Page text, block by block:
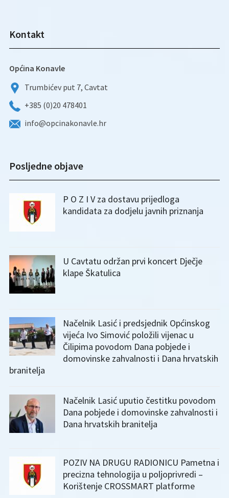
Kontakt
Općina Konavle
Trumbićev put 7, Cavtat
+385 (0)20 478401
info@opcinakonavle.hr
Posljedne objave
P O Z I V za dostavu prijedloga
kandidata za dodjelu javnih priznanja
U Cavtatu održan prvi koncert Dječje
klape Škatulica
Načelnik Lasić i predsjednik Općinskog
vijeća Ivo Simović položili vijenac u
Čilipima povodom Dana pobjede i
domovinske zahvalnosti i Dana hrvatskih
branitelja
Načelnik Lasić uputio čestitku povodom
Dana pobjede i domovinske zahvalnosti i
Dana hrvatskih branitelja
POZIV NA DRUGU RADIONICU Pametna i
precizna tehnologija u poljoprivredi –
Korištenje CROSSMART platforme